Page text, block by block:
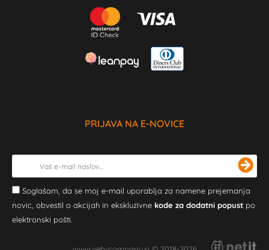
PRIJAVA NA E-NOVICE
Soglašam, da se moj e-mail uporablja za namene prejemanja
novic, obvestil o akcijah in ekskluzivne kode za dodatni popust po
elektronski pošti.